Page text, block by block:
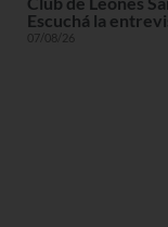
Escuchá la
07/08/26